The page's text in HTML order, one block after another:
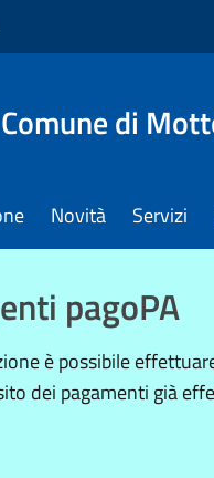
Comune di
Novità Servizi
pagoPA
è possibile
dei pagamenti già